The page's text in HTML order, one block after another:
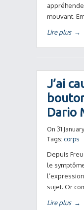
mouvant.
Lire plus →
J’ai
Dario
On 31
Tags: corps
Depuis
le
sujet. Or
Lire plus →